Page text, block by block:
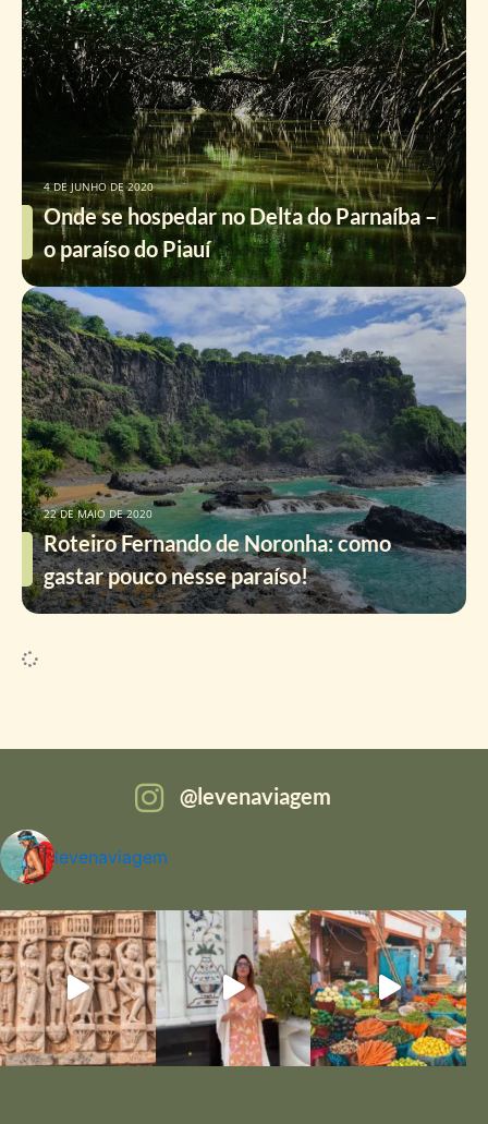
Onde se hospedar no Delta do Parnaíba –
o paraíso do Piauí
4 DE JUNHO DE 2020
Roteiro Fernando de Noronha: como
gastar pouco nesse paraíso!
22 DE MAIO DE 2020
levenaviagem
levenaviagem